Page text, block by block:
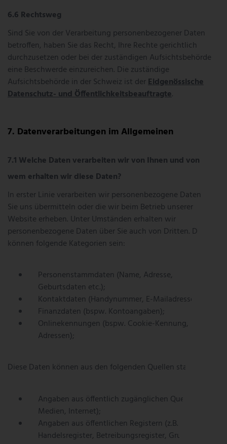
Rechtsweg
Sind Sie von der Verarbeitung personenbezogener Daten
betroffen, haben Sie das Recht, Ihre Rechte gerichtlich
durchzusetzen oder bei der zuständigen Aufsichtsbehörde
eine Beschwerde einzureichen. Die zuständige
Aufsichtsbehörde in der Schweiz ist derEidgenössische
Datenschutz- und Öffentlichkeitsbeauftragte.
Datenverarbeitungen im Allgemeinen
Welche Daten verarbeiten wir von Ihnen und von
wem erhalten wir diese Daten?
In erster Linie verarbeiten wir personenbezogene Daten, die
Sie uns übermitteln oder die wir beim Betrieb unserer
Website erheben. Unter Umständen erhalten wir
personenbezogene Daten über Sie auch von Dritten. Das
können folgende Kategorien sein:
Personenstammdaten (Name, Adresse,
Geburtsdaten etc.);
Kontaktdaten (Handynummer, E-Mailadresse etc.);
Finanzdaten (bspw. Kontoangaben);
Onlinekennungen (bspw. Cookie-Kennung, IP-
Adressen);
Diese Daten können aus den folgenden Quellen stammen:
Angaben aus öffentlich zugänglichen Quellen (z.B.
Medien, Internet);
Angaben aus öffentlichen Registern (z.B.
Handelsregister, Betreibungsregister, Grundbuch);